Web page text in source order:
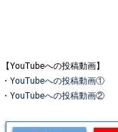
【YouTubeへの投稿動
・ YouTubeへの投稿動画①
・ YouTubeへの投稿動画②